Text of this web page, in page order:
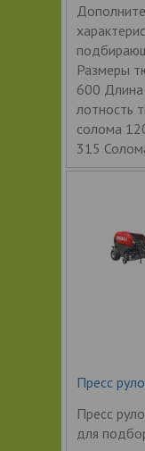
Размеры
600
лотность
солома
315
Пресс
Пресс
для